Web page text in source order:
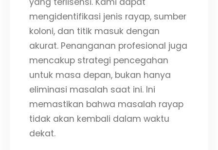
mengidentifikasi jenis rayap, sumber
koloni, dan titik masuk dengan
akurat. Penanganan profesional juga
mencakup strategi pencegahan
untuk masa depan, bukan hanya
eliminasi masalah saat ini. Ini
memastikan bahwa masalah rayap
tidak akan kembali dalam waktu
dekat.